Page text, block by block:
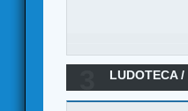
LUDOTECA/